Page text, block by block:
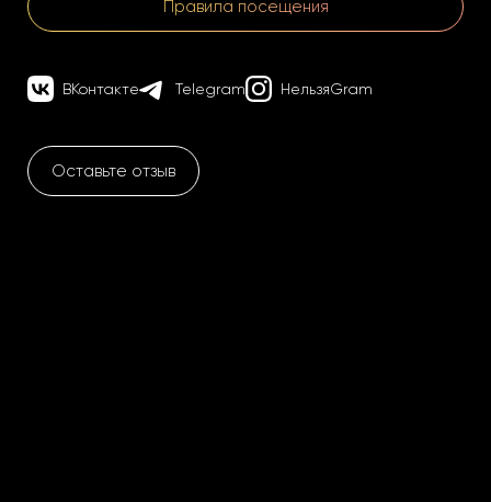
Правила посещения
ВКонтакте Telegram НельзяGram
Оставьте отзыв